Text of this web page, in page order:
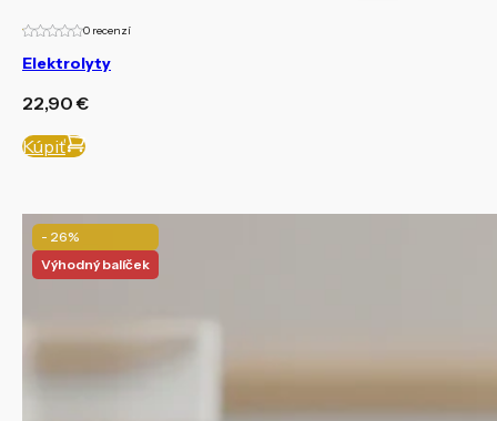
0 recenzí
Elektrolyty
22,90€
Kúpiť
- 26%
Výhodný balíček